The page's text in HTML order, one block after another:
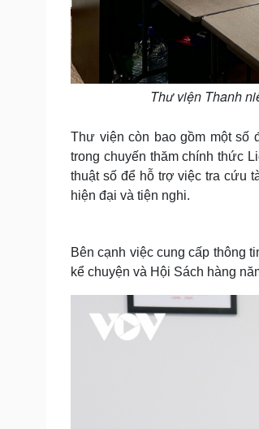
Thư viện Thanh
Thư viện còn bao gồm một số
trong chuyến thăm chính thức
thuật số để hỗ trợ việc tra cứu
hiện đại và tiện nghi.
Bên cạnh việc cung cấp thông
kể chuyện và Hội Sách hàng